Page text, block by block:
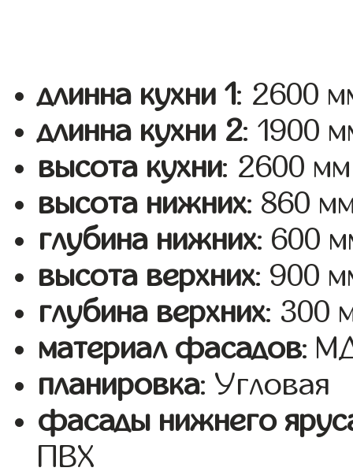
длинна кухни 1: 2600
длинна кухни 2: 1900
высота кухни: 2600 мм
высота нижних: 860
глубина нижних: 600
высота верхних: 900
глубина верхних: 300
материал фасадов:
планировка: Угловая
фасады нижнего
ПВХ